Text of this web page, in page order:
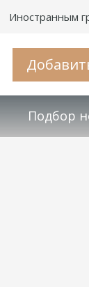
Иностранным
Подбор